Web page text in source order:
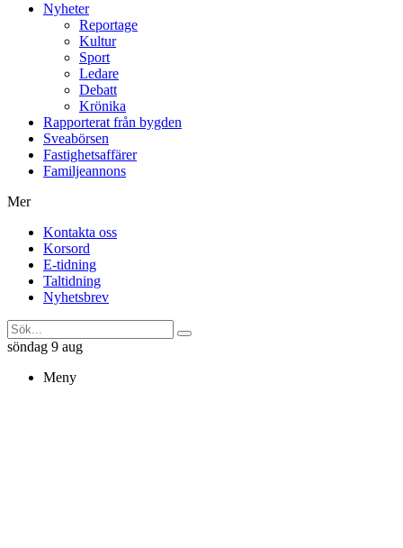
Nyheter
Reportage
Kultur
Sport
Ledare
Debatt
Krönika
Rapporterat från bygden
Sveabörsen
Fastighetsaffärer
Familjeannons
Mer
Kontakta oss
Korsord
E-tidning
Taltidning
Nyhetsbrev
söndag 9 aug
Meny